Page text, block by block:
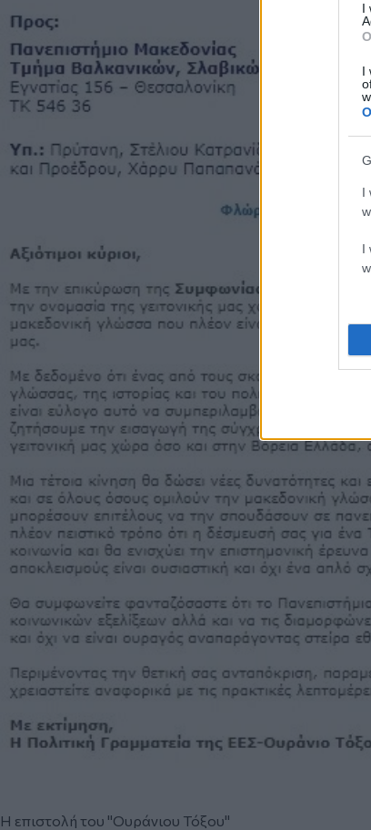
I
I
I
I
Η επιστολή του "Ουράνιου Τόξου"